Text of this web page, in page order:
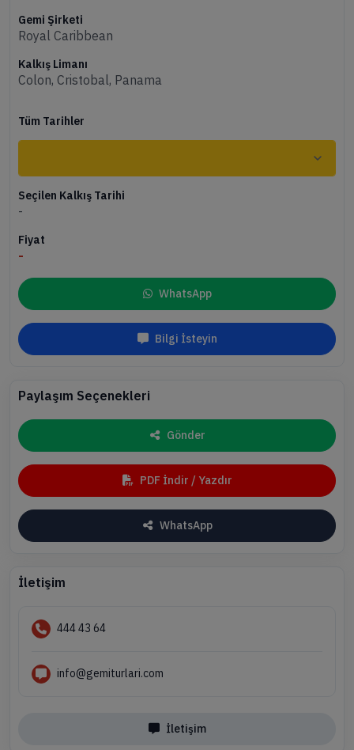
Gemi Şirketi
Royal Caribbean
Kalkış Limanı
Colon, Cristobal, Panama
Tüm Tarihler
Seçilen Kalkış Tarihi
-
Fiyat
-
WhatsApp
Bilgi İsteyin
Paylaşım Seçenekleri
Gönder
PDF İndir / Yazdır
WhatsApp
İletişim
444 43 64
info@gemiturlari.com
İletişim